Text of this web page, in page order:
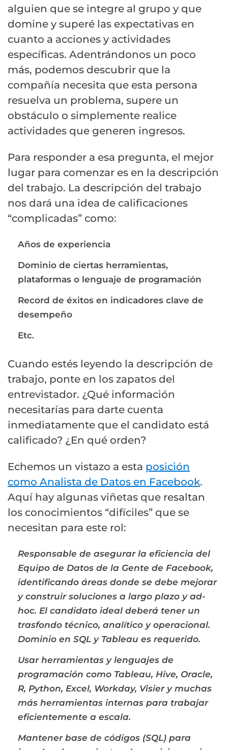
alguien que se integre al grupo y que
domine y superé las expectativas en
cuanto a acciones y actividades
específicas. Adentrándonos un poco
más, podemos descubrir que la
compañía necesita que esta persona
resuelva un problema, supere un
obstáculo o simplemente realice
actividades que generen ingresos.
Para responder a esa pregunta, el mejor
lugar para comenzar es en la descripción
del trabajo. La descripción del trabajo
nos dará una idea de calificaciones
“complicadas” como:
Años de experiencia
Dominio de ciertas herramientas,
plataformas o lenguaje de programación
Record de éxitos en indicadores clave de
desempeño
Etc.
Cuando estés leyendo la descripción de
trabajo, ponte en los zapatos del
entrevistador. ¿Qué información
necesitarías para darte cuenta
inmediatamente que el candidato está
calificado? ¿En qué orden?
Echemos un vistazo a esta posición
como Analista de Datos en Facebook.
Aquí hay algunas viñetas que resaltan
los conocimientos “difíciles” que se
necesitan para este rol:
Responsable de asegurar la eficiencia del
Equipo de Datos de la Gente de Facebook,
identificando áreas donde se debe mejorar
y construir soluciones a largo plazo y ad-
hoc. El candidato ideal deberá tener un
trasfondo técnico, analítico y operacional.
Dominio en SQL y Tableau es requerido.
Usar herramientas y lenguajes de
programación como Tableau, Hive, Oracle,
R, Python, Excel, Workday, Visier y muchas
más herramientas internas para trabajar
eficientemente a escala.
Mantener base de códigos (SQL) para